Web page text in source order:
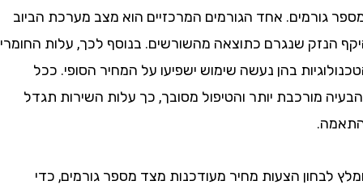
אחד הגורמים המרכזיים הוא מצב מערכת הביוב
שנגרם כתוצאה מהשורשים. בנוסף לכך, עלות החומרים
בהן נעשה שימוש ישפיעו על המחיר הסופי. ככל
מורכבת יותר והטיפול מסובך, כך עלות השירות תגדל
הצעות מחיר מעודכנות מצד מספר גורמים, כדי